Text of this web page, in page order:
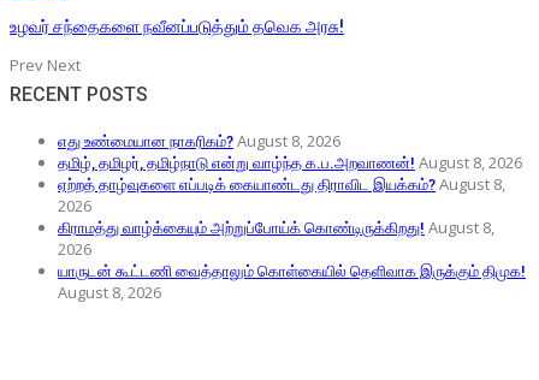
உழவர் சந்தைகளை நவீனப்படுத்தும் தவெக அரசு!
Prev Next
RECENT POSTS
எது உண்மையான நாகரிகம்? August 8, 2026
தமிழ், தமிழர், தமிழ்நாடு என்று வாழ்ந்த க.ப.அறவாணன்! August 8, 2026
ஏற்றத் தாழ்வுகளை எப்படிக் கையாண்டது திராவிட இயக்கம்? August 8,
2026
கிராமத்து வாழ்க்கையும் அற்றுப்போய்க் கொண்டிருக்கிறது! August 8,
2026
யாருடன் கூட்டணி வைத்தாலும் கொள்கையில் தெளிவாக இருக்கும் திமுக!
August 8, 2026